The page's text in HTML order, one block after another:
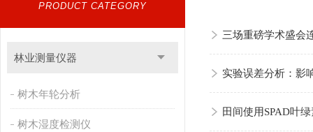
PRODUCT CATEGORY
林业测量仪器
树木年轮分析
树木湿度检测仪
三场重磅学术盛会
实验误差分析：影
田间使用SPAD叶